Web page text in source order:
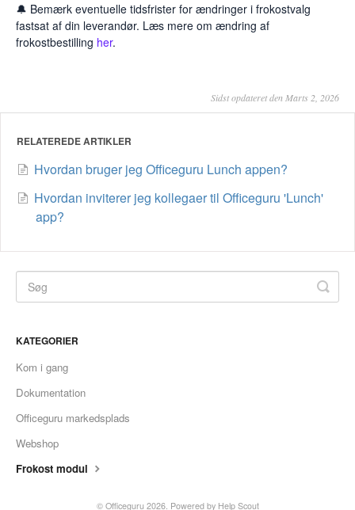
🔔 Bemærk eventuelle tidsfrister for ændringer i frokostvalg
fastsat af din leverandør. Læs mere om ændring af
frokostbestilling her.
Sidst opdateret den Marts 2, 2026
RELATEREDE ARTIKLER
Hvordan bruger jeg Officeguru Lunch appen?
Hvordan inviterer jeg kollegaer til Officeguru 'Lunch'
app?
KATEGORIER
Kom i gang
Dokumentation
Officeguru markedsplads
Webshop
Frokost modul
© Officeguru 2026. Powered by Help Scout